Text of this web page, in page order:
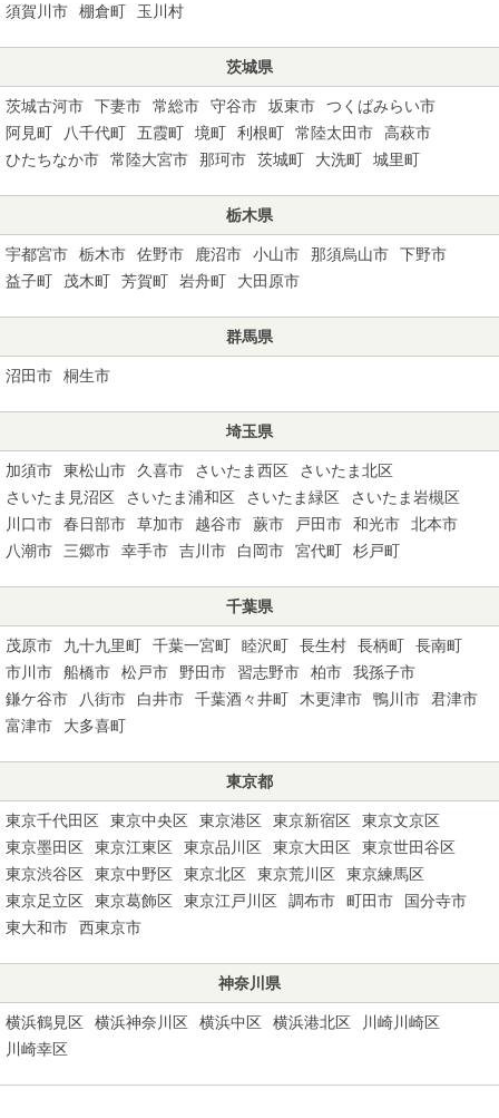
須賀川市 棚倉町 玉川村
茨城県
茨城古河市 下妻市 常総市 守谷市 坂東市
つくばみらい市
阿見町
八千代町 五霞町 境町 利根町 常陸太田市
高萩市
ひたちなか市
常陸大宮市 那珂市 茨城町 大洗町 城里町
栃木県
宇都宮市 栃木市 佐野市 鹿沼市 小山市 那須烏山市
下野市
益子町
茂木町 芳賀町 岩舟町 大田原市
群馬県
沼田市 桐生市
埼玉県
加須市 東松山市 久喜市 さいたま西区
さいたま北区
さいたま見沼区
さいたま浦和区 さいたま緑区
さいたま岩槻区
川口市
春日部市 草加市 越谷市 蕨市 戸田市 和光市
北本市
八潮市
三郷市 幸手市 吉川市 白岡市 宮代町 杉戸町
千葉県
茂原市 九十九里町 千葉一宮町 睦沢町 長生村 長柄町
長南町
市川市
船橋市 松戸市 野田市 習志野市 柏市
我孫子市
鎌ケ谷市
八街市 白井市 千葉酒々井町 木更津市 鴨川市
君津市
富津市
大多喜町
東京都
東京千代田区 東京中央区 東京港区 東京新宿区
東京文京区
東京墨田区
東京江東区 東京品川区 東京大田区
東京世田谷区
東京渋谷区
東京中野区 東京北区 東京荒川区
東京練馬区
東京足立区
東京葛飾区 東京江戸川区 調布市 町田市
国分寺市
東大和市
西東京市
神奈川県
横浜鶴見区 横浜神奈川区 横浜中区 横浜港北区
川崎川崎区
川崎幸区